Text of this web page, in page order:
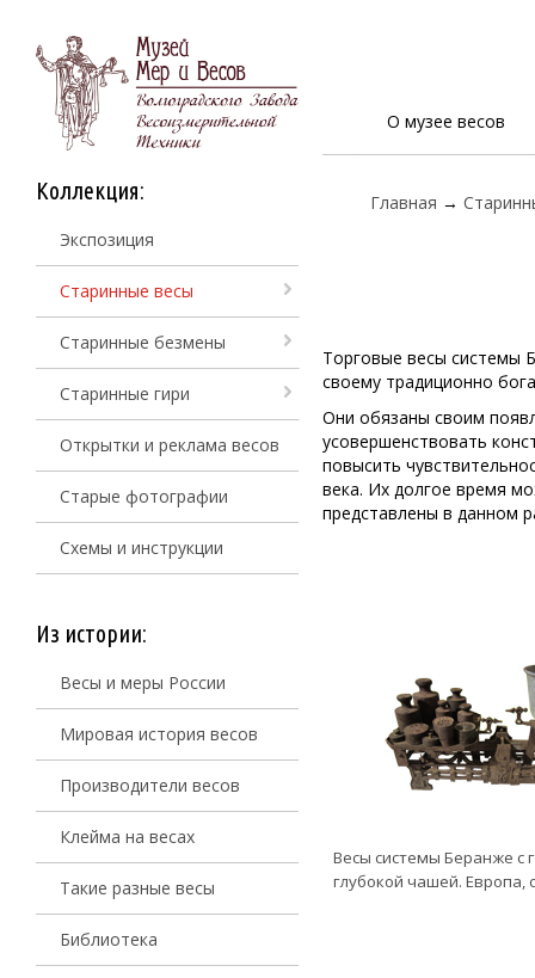
О музее весов
Коллекция:
Экспозиция
Старинные весы
Старинные безмены
Старинные гири
Открытки и реклама весов
Старые фотографии
Схемы и инструкции
Из истории:
Весы и меры России
Мировая история весов
Производители весов
Клейма на весах
Такие разные весы
Библиотека
Главная →
Торговые весы системы
своему традиционно
Они обязаны своим
усовершенствовать
повысить
века. Их долгое время
представлены в данном
Весы системы Беранже с
глубокой чашей. Европа,